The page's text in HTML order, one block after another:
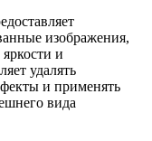
изображения,
и
удалять
и применять
вида